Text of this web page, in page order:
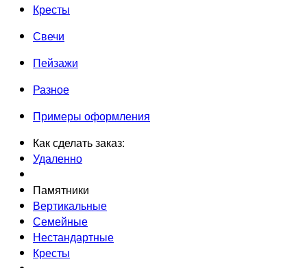
Кресты
Свечи
Пейзажи
Разное
Примеры оформления
Как сделать заказ:
Удаленно
Памятники
Вертикальные
Семейные
Нестандартные
Кресты